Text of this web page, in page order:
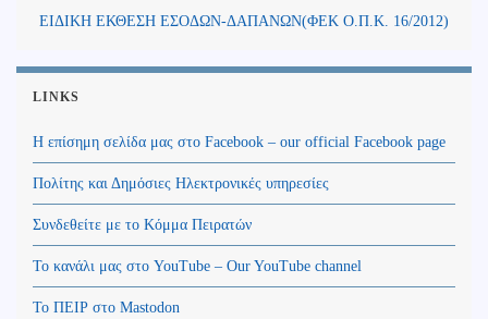
ΕΙΔΙΚΗ ΕΚΘΕΣΗ ΕΣΟΔΩΝ-ΔΑΠΑΝΩΝ(ΦΕΚ Ο.Π.Κ. 16/2012)
LINKS
Η επίσημη σελίδα μας στο Facebook – our official Facebook page
Πολίτης και Δημόσιες Ηλεκτρονικές υπηρεσίες
Συνδεθείτε με το Κόμμα Πειρατών
Το κανάλι μας στο YouTube – Our YouTube channel
Το ΠΕΙΡ στο Mastodon